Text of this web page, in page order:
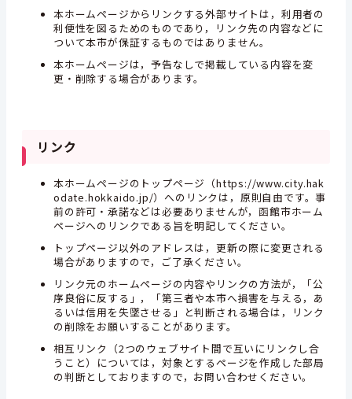
本ホームページからリンクする外部サイトは，利用者の
利便性を図るためのものであり，リンク先の内容などに
ついて本市が保証するものではありません。
本ホームページは，予告なしで掲載している内容を変
更・削除する場合があります。
リンク
本ホームページのトップページ（https://www.city.hak
odate.hokkaido.jp/）へのリンクは，原則自由です。事
前の許可・承諾などは必要ありませんが，函館市ホーム
ページへのリンクである旨を明記してください。
トップページ以外のアドレスは，更新の際に変更される
場合がありますので，ご了承ください。
リンク元のホームページの内容やリンクの方法が，「公
序良俗に反する」，「第三者や本市へ損害を与える，あ
るいは信用を失墜させる」と判断される場合は，リンク
の削除をお願いすることがあります。
相互リンク（2つのウェブサイト間で互いにリンクし合
うこと）については，対象とするページを作成した部局
の判断としておりますので，お問い合わせください。